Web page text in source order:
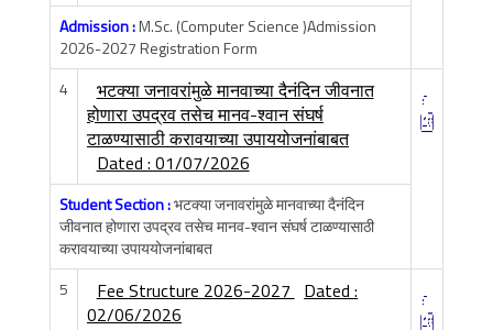
Admission :M.Sc. (Computer Science )Admission
2026-2027 Registration Form
4
भटक्या जनावरांमुळे मानवाच्या दैनंदिन जीवनात
होणारा उपद्रव तसेच मानव-श्वान संघर्ष
टाळण्यासाठी करावयाच्या उपाययोजनांबाबत
Dated : 01/07/2026
Student Section :भटक्या जनावरांमुळे मानवाच्या दैनंदिन
जीवनात होणारा उपद्रव तसेच मानव-श्वान संघर्ष टाळण्यासाठी
करावयाच्या उपाययोजनांबाबत
5
Fee Structure 2026-2027 Dated :
02/06/2026